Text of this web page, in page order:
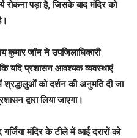
रोकना पड़ा है, जिसके बाद मंदिर को
कुमार जॉनने उपजिलाधिकारी
यदि प्रशासन आवश्यक व्यवस्थाएं
को दर्शन की अनुमति दी जा
द्वारा लिया जाएगा।
मंदिर के टीले में आई दरारों को